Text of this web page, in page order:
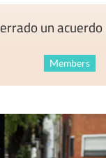
un acuerdo
Members